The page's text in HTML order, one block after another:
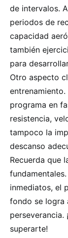
de intervalos.
periodos de
capacidad
también
para
Otro aspecto
programa en
resistencia,
tampoco la
descanso
Recuerda que
inmediatos, el
fondo se logra
perseverancia.
superarte!